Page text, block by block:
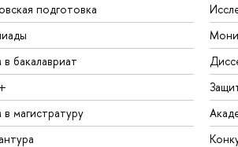
подготовка
бакалавриат
магистратуру